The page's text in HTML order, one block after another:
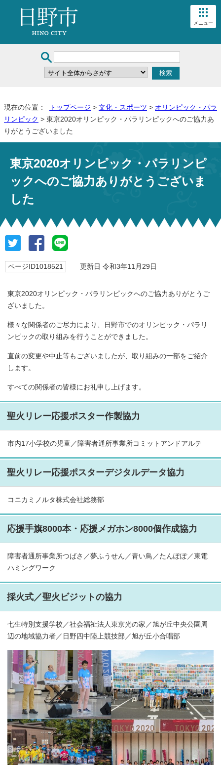
メニュー
現在の位置： トップページ > 文化・スポーツ > オリンピック・パラ
リンピック > 東京2020オリンピック・パラリンピックへのご協力あ
りがとうございました
東京2020オリンピック・パラリンピ
ックへのご協力ありがとうございま
した
ページID1018521 更新日 令和3年11月29日
東京2020オリンピック・パラリンピックへのご協力ありがとうご
ざいました。
様々な関係者のご尽力により、日野市でのオリンピック・パラリ
ンピックの取り組みを行うことができました。
直前の変更や中止等もございましたが、取り組みの一部をご紹介
します。
すべての関係者の皆様にお礼申し上げます。
聖火リレー応援ポスター作製協力
市内17小学校の児童／障害者通所事業所コミットアンドアルテ
聖火リレー応援ポスターデジタルデータ協力
コニカミノルタ株式会社総務部
応援手旗8000本・応援メガホン8000個作成協力
障害者通所事業所つばさ／夢ふうせん／青い鳥／たんぽぽ／東電
ハミングワーク
採火式／聖火ビジットの協力
七生特別支援学校／社会福祉法人東京光の家／旭が丘中央公園周
辺の地域協力者／日野四中陸上競技部／旭が丘小合唱部